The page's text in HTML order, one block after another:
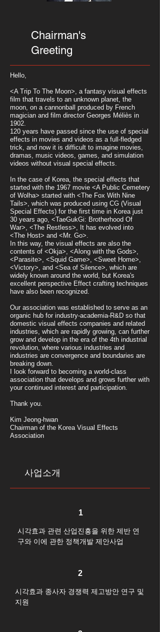
Chairman's
Greeting
Hello,
<A Trip To The Moon>, a fantasy visual effects
film that travels to an unknown planet, the
moon, on a cannonball produced by French
magician and film director Georges Méliès in
1902.
120 years have passed since the use of special
effects in movies and videos as a full-fledged
trick, and now it is difficult to imagine movies,
dramas, music videos, games, and simulation
videos without visual special effects.
In the case of Korea, the special effects that
started with the 1967 movie <A Public Cemetery
of Wolha> started with <The Fox With Nine
Tails>, which was produced using CG (Visual
Special Effects) for the first time in Korea just
30 years ago, <TaeGukGi: Brotherhood Of
War>, <The Restless>, It has evolved into
<The Host> and <Mr. Go>.
In this way, the visual effects are also the
contents of <Okja>, <Along with the Gods>,
<Parasite>, <Squid Game>, <Sweet Home>,
<Victory>, and <Sea of ​​Silence>, which are
widely known around the world, but Korea's
excellent perspective Effect crafting techniques
have also been recognized.
Our association was established to serve as an
organic hub for industry-academia-R&D so that
domestic visual effects companies and related
industries, which are rapidly growing, can further
grow and develop in the era of the 4th industrial
revolution, where various industries and
industries are convergence and boundaries are
breaking down.
I look forward to becoming a world-class
association that develops and grows further with
your continued interest and participation.
Thank you.
Kim Jeong-hwan
Chairman of the Korea Visual Effects
Association
사업소개
1
시각효과 관련 산업진흥을 위한 제반 연
구와 이에 관한 정책개발 제안사업
2
시각효과 종사자 경쟁력 제고방안 연구 및
지원